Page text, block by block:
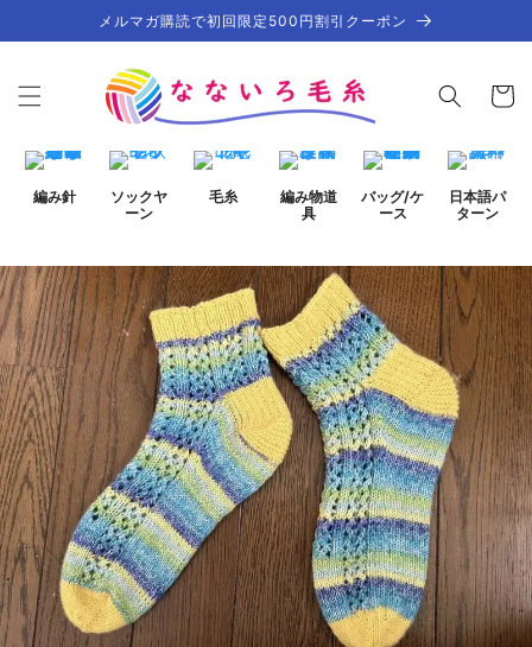
進む
メルマガ購読で初回限定500円割引クーポン
ー
編み針
ソックヤ
ーン
毛糸
編み物道
具
バッグ/ケ
ース
日本語パ
ターン